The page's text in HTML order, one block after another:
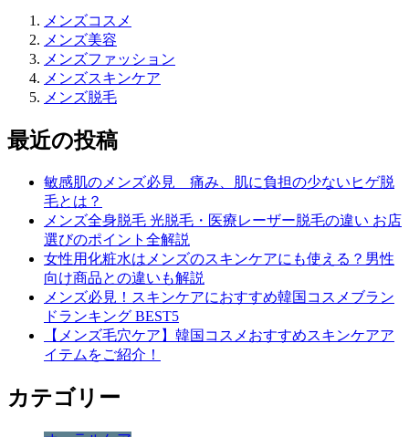
メンズコスメ
メンズ美容
メンズファッション
メンズスキンケア
メンズ脱毛
最近の投稿
敏感肌のメンズ必見 痛み、肌に負担の少ないヒゲ脱
毛とは？
メンズ全身脱毛 光脱毛・医療レーザー脱毛の違い お店
選びのポイント全解説
女性用化粧水はメンズのスキンケアにも使える？男性
向け商品との違いも解説
メンズ必見！スキンケアにおすすめ韓国コスメブラン
ドランキング BEST5
【メンズ毛穴ケア】韓国コスメおすすめスキンケアア
イテムをご紹介！
カテゴリー